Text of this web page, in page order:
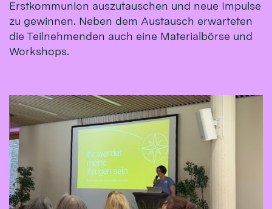
Erstkommunion auszutauschen und neue Impulse
zu gewinnen. Neben dem Austausch erwarteten
die Teilnehmenden auch eine Materialbörse und
Workshops.